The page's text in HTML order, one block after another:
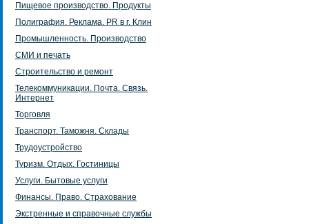
Пищевое производство. Продукты
Полиграфия. Реклама. PR в г. Клин
Промышленность. Производство
СМИ и печать
Строительство и ремонт
Телекоммуникации. Почта. Связь.
Интернет
Торговля
Транспорт. Таможня. Склады
Трудоустройство
Туризм. Отдых. Гостиницы
Услуги. Бытовые услуги
Финансы. Право. Страхование
Экстренные и справочные службы